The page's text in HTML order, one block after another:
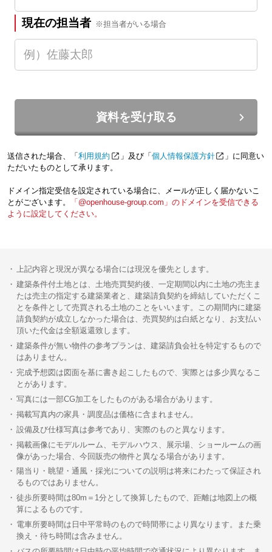
現在の担当者 ※担当者がいる場合
資料を受け取る
送信された場合、「 利用規約 」及び「 個人情報保護方針
」に同意い
ただいたものとして承ります。
ドメイン指定受信を設定されている場合に、メールが正しく届かないこ
とがございます。
「@openhouse-group.com」のドメインを受信できる
ように設定してください。
上記内容と現況が異なる場合には現況を優先とします。
建築条件付土地とは、土地売買契約後、一定期間以内に土地の売主ま
たは売主の指定する建築業者と、建築請負契約を締結していただくこ
とを条件として売買される土地のことをいいます。この期間内に建築
請負契約が成立しなかった場合は、売買契約は白紙となり、お支払い
頂いた代金は全額返還致します。
建築条件が無い物件の参考プランは、建築請負会社を特定するもので
はありません。
完成予想図は図面を基に書き起こしたもので、実際とは多少異なるこ
とがあります。
写真には一部CG加工をしたものがある場合があります。
掲載写真内の家具・調度品は価格に含まれません。
設備及び仕様写真は参考であり、実際のものと異なります。
掲載画像にモデルルーム、モデルハウス、展示場、ショールームの画
像があった場合、今回販売の物件と異なる場合があります。
陽当り・眺望・通風・採光についての説明は将来にわたって保証され
るものではありません。
徒歩所要時間は80m＝1分として換算したもので、距離は地図上の概
算によるものです。
電車所要時間は日中平常時のもので時間帯により異なります。また乗
換え・待ち時間は含みません。